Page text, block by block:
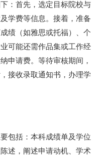
：首先，选定目标院校与
学费等信息。接着，准备
绩（如雅思或托福）、个
可能还需作品集或工作经
申请费。等待审核期间，
接收录取通知书，办理学
包括：本科成绩单及学位
述，阐述申请动机、学术